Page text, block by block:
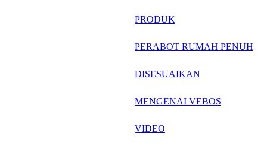
français
PRODUK
PERABOT RUMAH PENUH
DISESUAIKAN
MENGENAI VEBOS
VIDEO